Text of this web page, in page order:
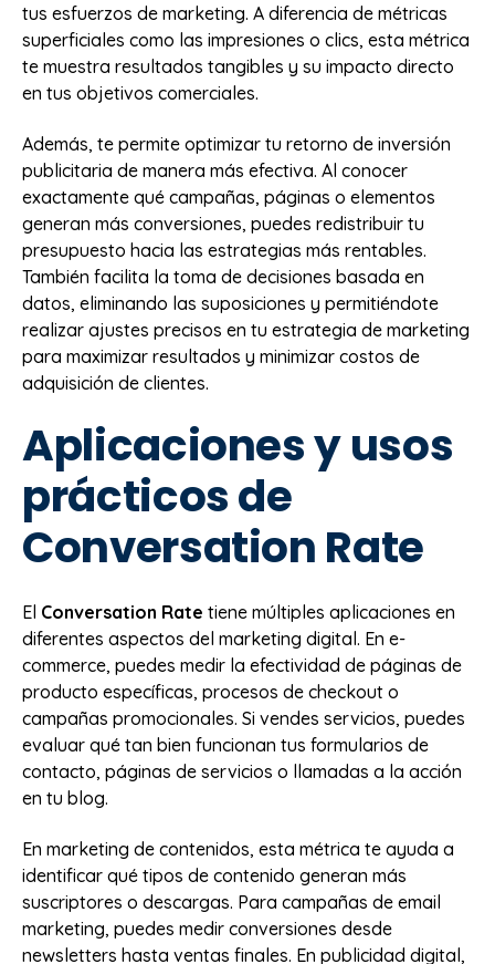
tus esfuerzos de marketing. A diferencia de métricas
superficiales como las impresiones o clics, esta métrica
te muestra resultados tangibles y su impacto directo
en tus objetivos comerciales.
Además, te permite optimizar tu retorno de inversión
publicitaria de manera más efectiva. Al conocer
exactamente qué campañas, páginas o elementos
generan más conversiones, puedes redistribuir tu
presupuesto hacia las estrategias más rentables.
También facilita la toma de decisiones basada en
datos, eliminando las suposiciones y permitiéndote
realizar ajustes precisos en tu estrategia de marketing
para maximizar resultados y minimizar costos de
adquisición de clientes.
Aplicaciones y usos
prácticos de
Conversation Rate
El Conversation Rate tiene múltiples aplicaciones en
diferentes aspectos del marketing digital. En e-
commerce, puedes medir la efectividad de páginas de
producto específicas, procesos de checkout o
campañas promocionales. Si vendes servicios, puedes
evaluar qué tan bien funcionan tus formularios de
contacto, páginas de servicios o llamadas a la acción
en tu blog.
En marketing de contenidos, esta métrica te ayuda a
identificar qué tipos de contenido generan más
suscriptores o descargas. Para campañas de email
marketing, puedes medir conversiones desde
newsletters hasta ventas finales. En publicidad digital,